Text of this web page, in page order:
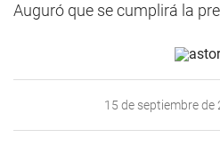
Auguró que se cumplirá la
15 de septiembre de